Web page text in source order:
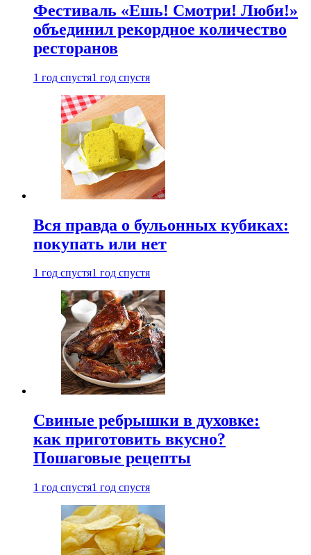
Фестиваль «Ешь! Смотри! Люби!»
объединил рекордное количество
ресторанов
1 год спустя1 год спустя
Вся правда о бульонных кубиках:
покупать или нет
1 год спустя1 год спустя
Свиные ребрышки в духовке:
как приготовить вкусно?
Пошаговые рецепты
1 год спустя1 год спустя